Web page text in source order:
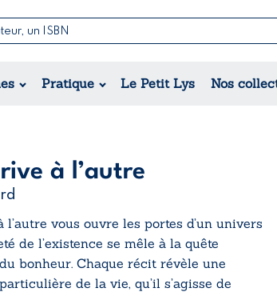
Pratique Le Petit Lys Nos
Jeunesse
Nouvelles & Contes
Théâtre
rive à l’autre
l’autre vous ouvre les portes d’un univers
de l’existence se mêle à la quête
bonheur. Chaque récit révèle une
de la vie, qu’il s’agisse de